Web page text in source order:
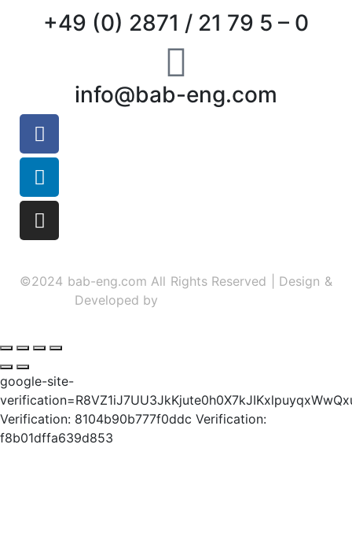
+49 (0) 2871 / 21 79 5 – 0
info@bab-eng.com
©2024 bab-eng.com All Rights Reserved | Design &
Developed by
google-site-
Verification: 8104b90b777f0ddc Verification:
f8b01dffa639d853